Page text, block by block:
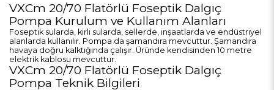
VXCm 20/70 Flatörlü Foseptik Dalgıç
Pompa Kurulum ve Kullanım Alanları
Foseptik sularda, kirli sularda, sellerde, inşaatlarda ve endüstriyel
alanlarda kullanılır. Pompa da şamandıra mevcuttur. Şamandıra
havaya doğru kalktığında çalışır. Üründe kendisinden 10 metre
elektrik kablosu mevcuttur.
VXCm 20/70 Flatörlü Foseptik Dalgıç
Pompa Teknik Bilgileri